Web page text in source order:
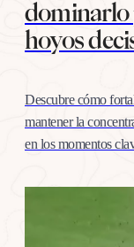
dominarlo
hoyos
Descubre cómo
mantener la
en los momentos